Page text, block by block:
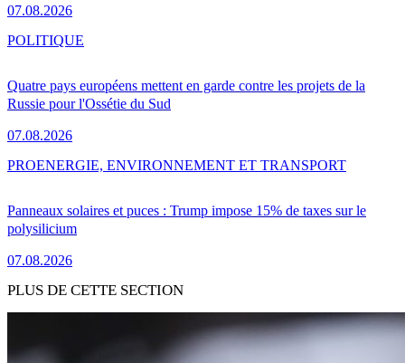
07.08.2026
Quatre pays européens mettent en garde contre les projets de la
Russie pour l'Ossétie du Sud
07.08.2026
POLITIQUE
Panneaux solaires et puces : Trump impose 15% de taxes sur le
polysilicium
07.08.2026
PROENERGIE, ENVIRONNEMENT ET TRANSPORT
PLUS DE CETTE SECTION